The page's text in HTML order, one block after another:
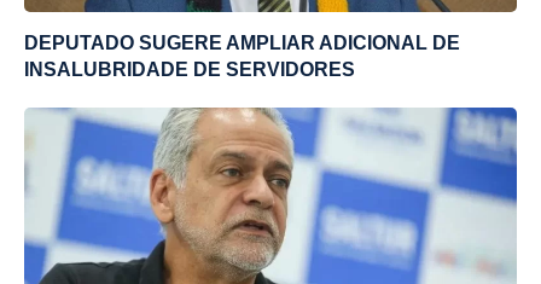
DEPUTADO SUGERE AMPLIAR ADICIONAL DE
INSALUBRIDADE DE SERVIDORES